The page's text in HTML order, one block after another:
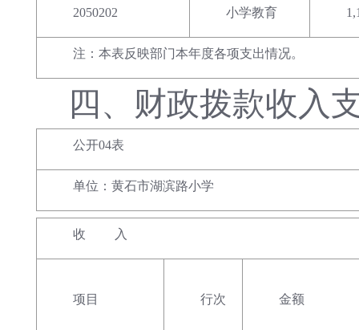
2050202 小学教育
注：本表反映部门本年度各项支出情况。
四、 财政拨款收入
公开04表
单位：黄石市湖滨路小学
收 入
项目 行次 金额